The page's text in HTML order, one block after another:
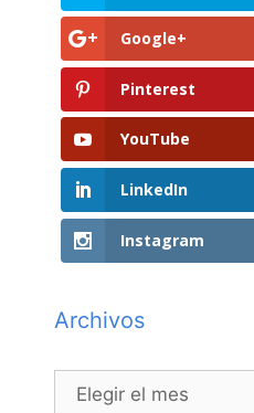
Google+
Pinterest
YouTube
LinkedIn
Instagram
Archivos
Archivos